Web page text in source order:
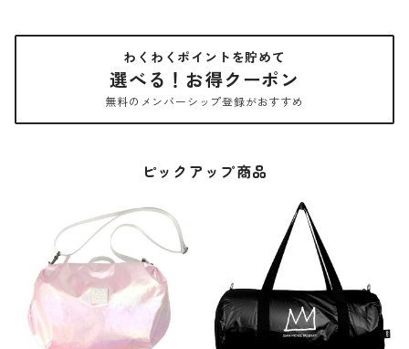
わくわくポイントを貯めて
選べる！お得クーポン
無料のメンバーシップ登録がおすすめ
ピックアップ商品